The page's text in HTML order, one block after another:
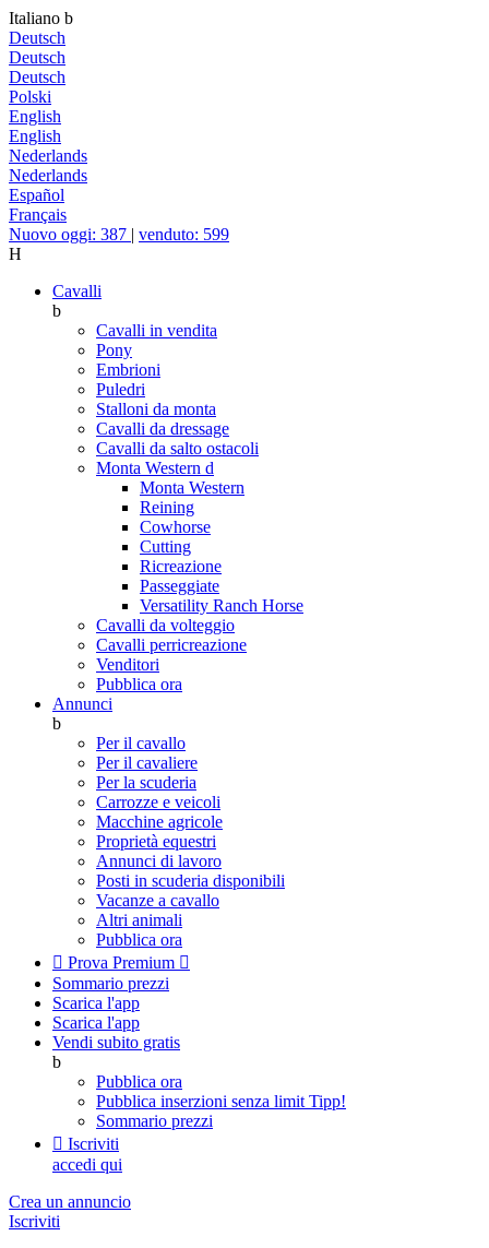
Italiano b
Deutsch
Deutsch
Deutsch
Polski
English
English
Nederlands
Nederlands
Español
Français
Nuovo oggi: 387 | venduto: 599
H
Cavalli
b
Cavalli in vendita
Pony
Embrioni
Puledri
Stalloni da monta
Cavalli da dressage
Cavalli da salto ostacoli
Monta Western d
Monta Western
Reining
Cowhorse
Cutting
Ricreazione
Passeggiate
Versatility Ranch Horse
Cavalli da volteggio
Cavalli perricreazione
Venditori
Pubblica ora
Annunci
b
Per il cavallo
Per il cavaliere
Per la scuderia
Carrozze e veicoli
Macchine agricole
Proprietà equestri
Annunci di lavoro
Posti in scuderia disponibili
Vacanze a cavallo
Altri animali
Pubblica ora
 Prova Premium 
Sommario prezzi
Scarica l'app
Scarica l'app
Vendi subito gratis
b
Pubblica ora
Pubblica inserzioni senza limit Tipp!
Sommario prezzi
 Iscriviti
accedi qui
Crea un annuncio
Iscriviti